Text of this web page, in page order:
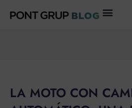
LA MOTO CON